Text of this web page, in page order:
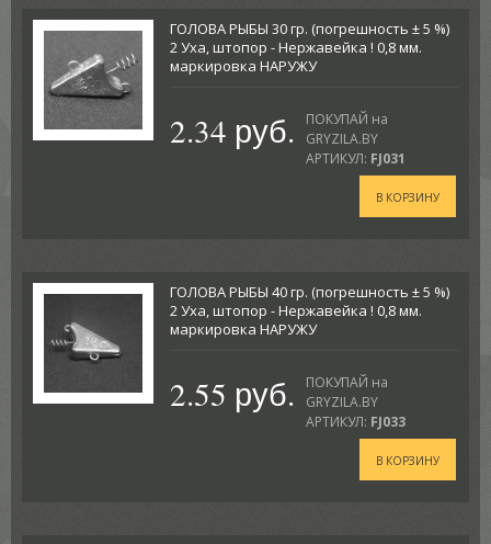
ГОЛОВА РЫБЫ 30 гр. (погрешность ± 5 %)
2 Уха, штопор - Нержавейка ! 0,8 мм.
маркировка НАРУЖУ
2.34 руб.
ПОКУПАЙ на
GRYZILA.BY
АРТИКУЛ: FJ031
В КОРЗИНУ
ГОЛОВА РЫБЫ 40 гр. (погрешность ± 5 %)
2 Уха, штопор - Нержавейка ! 0,8 мм.
маркировка НАРУЖУ
2.55 руб.
ПОКУПАЙ на
GRYZILA.BY
АРТИКУЛ: FJ033
В КОРЗИНУ